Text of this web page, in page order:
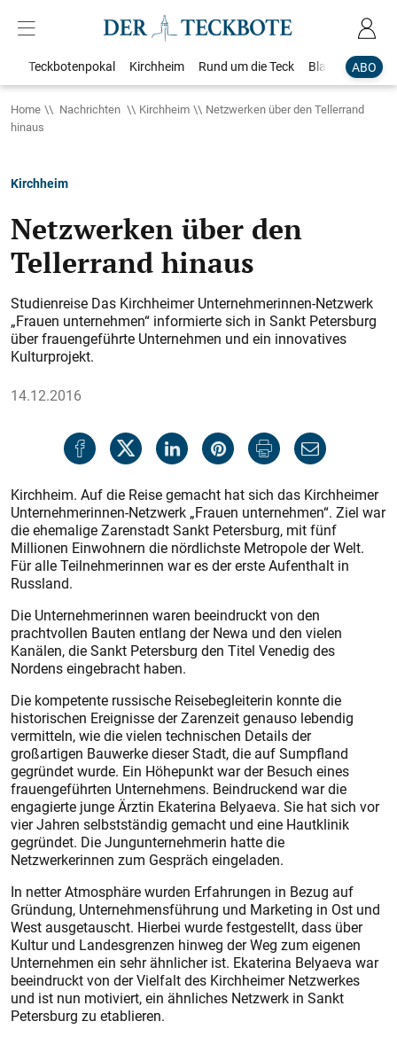
ABO
Teckbotenpokal Kirchheim Rund um die Teck Blaulicht
Home Nachrichten Kirchheim
Netzwerken über den Tellerrand
hinaus
Kirchheim
Netzwerken über den
Tellerrand hinaus
Studienreise Das Kirchheimer Unternehmerinnen-Netzwerk
„Frauen unternehmen“ informierte sich in Sankt Petersburg
über frauengeführte Unternehmen und ein innovatives
Kulturprojekt.
14.12.2016
Kirchheim. Auf die Reise gemacht hat sich das Kirchheimer
Unternehmerinnen-Netzwerk „Frauen unternehmen“. Ziel war
die ehemalige Zarenstadt Sankt Petersburg, mit fünf
Millionen Einwohnern die nördlichste Metropole der Welt.
Für alle Teilnehmerinnen war es der erste Aufenthalt in
Russland.
Die Unternehmerinnen waren beeindruckt von den
prachtvollen Bauten entlang der Newa und den vielen
Kanälen, die Sankt Petersburg den Titel Venedig des
Nordens eingebracht haben.
Die kompetente russische Reisebegleiterin konnte die
historischen Ereignisse der Zarenzeit genauso lebendig
vermitteln, wie die vielen technischen Details der
großartigen Bauwerke dieser Stadt, die auf Sumpfland
gegründet wurde. Ein Höhepunkt war der Besuch eines
frauengeführten Unternehmens. Beindruckend war die
engagierte junge Ärztin Ekaterina Belyaeva. Sie hat sich vor
vier Jahren selbstständig gemacht und eine Hautklinik
gegründet. Die Jungunternehmerin hatte die
Netzwerkerinnen zum Gespräch eingeladen.
In netter Atmosphäre wurden Erfahrungen in Bezug auf
Gründung, Unternehmensführung und Marketing in Ost und
West ausgetauscht. Hierbei wurde festgestellt, dass über
Kultur und Landesgrenzen hinweg der Weg zum eigenen
Unternehmen ein sehr ähnlicher ist. Ekaterina Belyaeva war
beeindruckt von der Vielfalt des Kirchheimer Netzwerkes
und ist nun motiviert, ein ähnliches Netzwerk in Sankt
Petersburg zu etablieren.